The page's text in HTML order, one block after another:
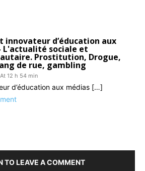
innovateur d’éducation aux
L'actualité sociale et
Prostitution, Drogue,
de rue, gambling
12 h 54 min
d’éducation aux médias […]
TO LEAVE A COMMENT